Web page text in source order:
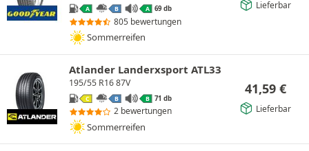
A B A 69 db
805 bewertungen
Sommerreifen
Lieferbar
Atlander Landerxsport ATL33
195/55 R16 87V
C B B 71 db
2 bewertungen
Sommerreifen
41,59 €
Lieferbar